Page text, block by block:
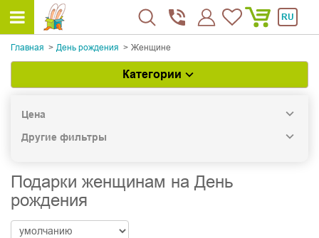
RU
Главная День рождения Женщине
Категории
Цена
Другие фильтры
Подарки женщинам на День
рождения